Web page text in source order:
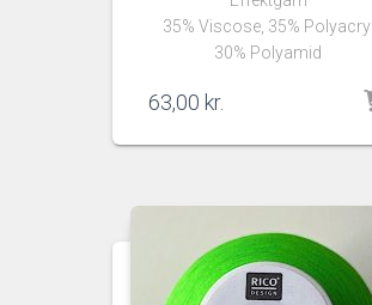
35% Viscose, 35% Polyacryl
30% Polyamid
63,00 kr.